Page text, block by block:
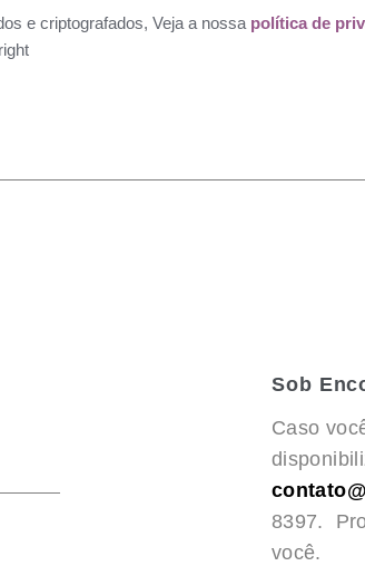
e criptografados, Veja a nossa política de
Sob
Caso
8397.
você.